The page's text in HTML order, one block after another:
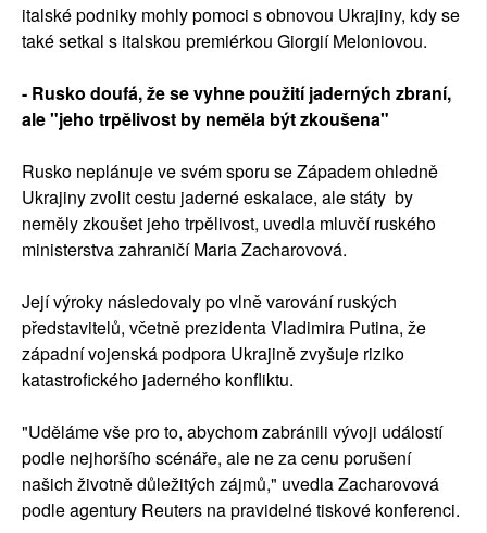
italské podniky mohly pomoci s obnovou Ukrajiny, kdy se
také setkal s italskou premiérkou Giorgií Meloniovou.
- Rusko doufá, že se vyhne použití jaderných zbraní,
ale "jeho trpělivost by neměla být zkoušena"
Rusko neplánuje ve svém sporu se Západem ohledně
Ukrajiny zvolit cestu jaderné eskalace, ale státy by
neměly zkoušet jeho trpělivost, uvedla mluvčí ruského
ministerstva zahraničí Maria Zacharovová.
Její výroky následovaly po vlně varování ruských
představitelů, včetně prezidenta Vladimira Putina, že
západní vojenská podpora Ukrajině zvyšuje riziko
katastrofického jaderného konfliktu.
"Uděláme vše pro to, abychom zabránili vývoji událostí
podle nejhoršího scénáře, ale ne za cenu porušení
našich životně důležitých zájmů," uvedla Zacharovová
podle agentury Reuters na pravidelné tiskové konferenci.